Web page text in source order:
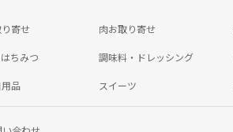
寄せ 肉お取り寄せ
ちみつ 調味料・ドレッシング
品 スイーツ